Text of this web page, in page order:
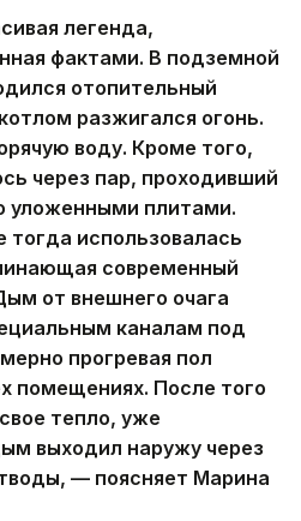
легенда,
фактами. В подземной
отопительный
разжигался огонь.
воду. Кроме того,
через пар, проходивший
уложенными плитами.
тогда использовалась
современный
от внешнего очага
каналам под
прогревая пол
помещениях. После того
тепло, уже
выходил наружу через
— поясняет Марина